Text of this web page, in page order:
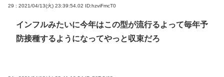
29 : 2021/04/13(火) 23:39:54.02 ID:hzviFmcT0
インフルみたいに今年はこの型が流行るよって毎年予
防接種するようになってやっと収束だろ